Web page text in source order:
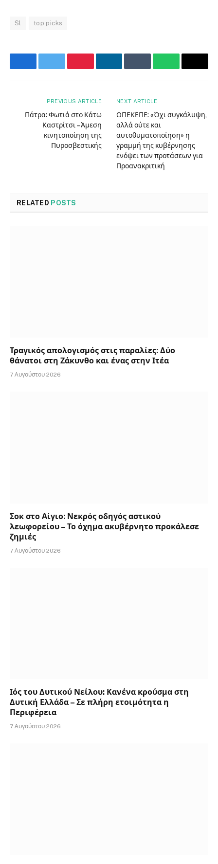
Sl top picks
FacebookTwitterPinterestLinkedInTumblrWhatsApp
Email
PREVIOUS ARTICLE
Πάτρα: Φωτιά στο Κάτω
Καστρίτσι – Άμεση
κινητοποίηση της
Πυροσβεστικής
NEXT ARTICLE
ΟΠΕΚΕΠΕ: «Όχι συγκάλυψη,
αλλά ούτε και
αυτοθυματοποίηση» η
γραμμή της κυβέρνησης
ενόψει των προτάσεων για
Προανακριτική
RELATED POSTS
Τραγικός απολογισμός στις παραλίες: Δύο
θάνατοι στη Ζάκυνθο και ένας στην Ιτέα
7 Αυγούστου 2026
Σοκ στο Αίγιο: Νεκρός οδηγός αστικού
λεωφορείου – Το όχημα ακυβέρνητο προκάλεσε
ζημιές
7 Αυγούστου 2026
Ιός του Δυτικού Νείλου: Κανένα κρούσμα στη
Δυτική Ελλάδα – Σε πλήρη ετοιμότητα η
Περιφέρεια
7 Αυγούστου 2026